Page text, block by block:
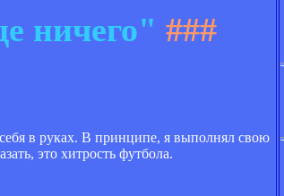
ничего" ###
в руках. В принципе, я выполнял свою
это хитрость футбола.